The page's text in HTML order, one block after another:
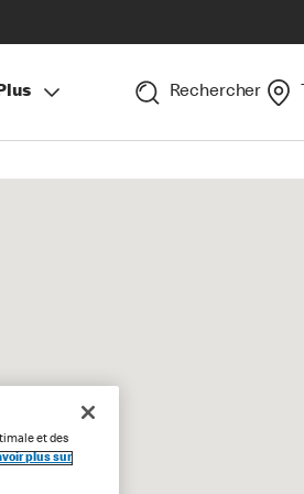
Rechercher
et des
plus sur